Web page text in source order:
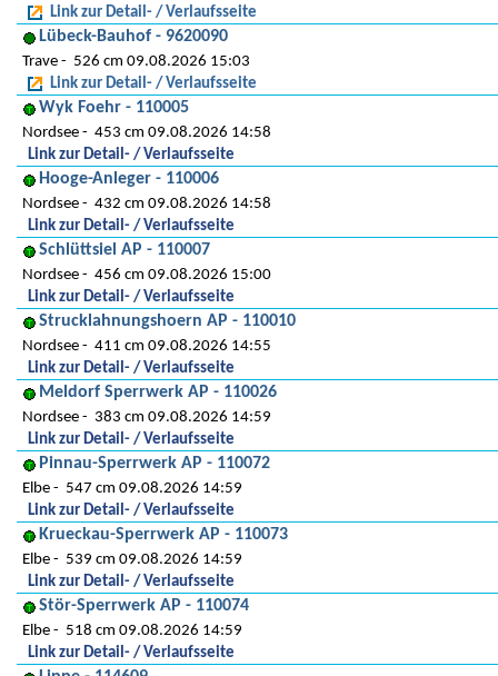
Link zur Detail- / Verlaufsseite
Lübeck-Bauhof - 9620090
Trave
526 cm 09.08.2026 15:03
Link zur Detail- / Verlaufsseite
Wyk Foehr - 110005
Nordsee
453 cm 09.08.2026 14:58
Link zur Detail- / Verlaufsseite
Hooge-Anleger - 110006
Nordsee
432 cm 09.08.2026 14:58
Link zur Detail- / Verlaufsseite
Schlüttsiel AP - 110007
Nordsee
456 cm 09.08.2026 15:00
Link zur Detail- / Verlaufsseite
Strucklahnungshoern AP - 110010
Nordsee
411 cm 09.08.2026 14:55
Link zur Detail- / Verlaufsseite
Meldorf Sperrwerk AP - 110026
Nordsee
383 cm 09.08.2026 14:59
Link zur Detail- / Verlaufsseite
Pinnau-Sperrwerk AP - 110072
Elbe
547 cm 09.08.2026 14:59
Link zur Detail- / Verlaufsseite
Krueckau-Sperrwerk AP - 110073
Elbe
539 cm 09.08.2026 14:59
Link zur Detail- / Verlaufsseite
Stör-Sperrwerk AP - 110074
Elbe
518 cm 09.08.2026 14:59
Link zur Detail- / Verlaufsseite